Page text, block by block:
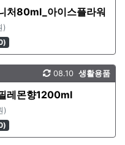
처80ml_아이스플라워
)
생활용품
08.10
레몬향1200ml
)